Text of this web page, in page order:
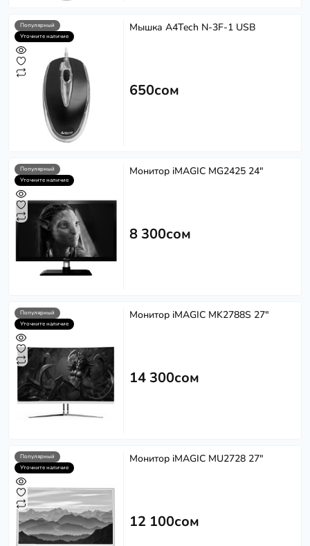
Популярный
Уточните наличие
Мышка A4Tech N-3F-1 USB
650сом
Популярный
Уточните наличие
Монитор iMAGIC MG2425 24"
8 300сом
Популярный
Уточните наличие
Монитор iMAGIC MK2788S 27"
14 300сом
Популярный
Уточните наличие
Монитор iMAGIC MU2728 27"
12 100сом